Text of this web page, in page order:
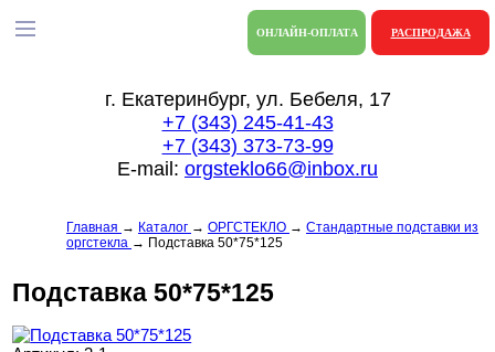
ОНЛАЙН-ОПЛАТА РАСПРОДАЖА
г. Екатеринбург, ул. Бебеля, 17
+7 (343) 245-41-43
+7 (343) 373-73-99
E-mail: orgsteklo66@inbox.ru
Главная → Каталог → ОРГСТЕКЛО → Стандартные подставки из
оргстекла → Подставка 50*75*125
Подставка 50*75*125